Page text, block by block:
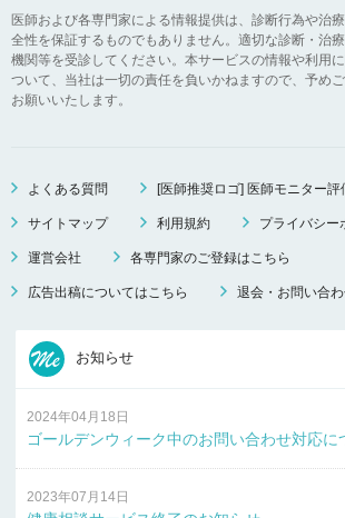
医師および各専門家による情報提供は、診断行為や治
全性を保証するものでもありません。適切な診断・治
機関等を受診してください。本サービスの情報や利用
ついて、当社は一切の責任を負いかねますので、予め
お願いいたします。
よくある質問 [医師推奨ロゴ] 医師モニター評
サイトマップ 利用規約 プライバシー
運営会社 各専門家のご登録はこちら
広告出稿についてはこちら 退会・お問い合
お知らせ
2024年04月18日
ゴールデンウィーク中のお問い合わせ対応に
2023年07月14日